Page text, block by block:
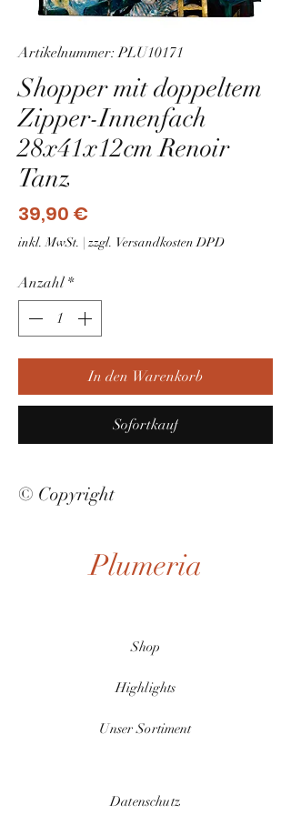
Artikelnummer: PLU10171
Shopper mit doppeltem
Zipper-Innenfach
28x41x12cm Renoir
Tanz
39,90 €
inkl. MwSt. | zzgl. Versandkosten DPD
Anzahl *
In den Warenkorb
Sofortkauf
© Copyright
Plumeria
Shop
Highlights
Unser Sortiment
Datenschutz